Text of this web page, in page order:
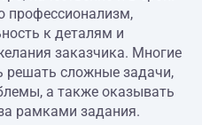
профессионализм,
к деталям и
заказчика. Многие
решать сложные задачи,
а также оказывать
рамками задания.